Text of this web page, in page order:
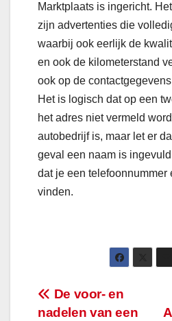
Marktplaats is ingericht.
zijn advertenties die
waarbij ook eerlijk de
en ook de kilometerstand
ook op de
Het is logisch dat op een
het adres niet vermeld
autobedrijf is, maar let er
geval een naam is
dat je een telefoonnummer
vinden.
Bericht
De voor- en
nadelen van een